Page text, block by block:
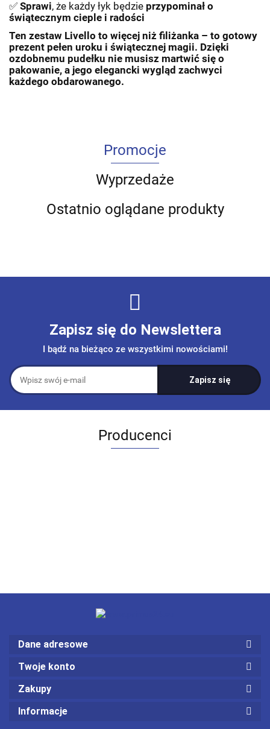
✅ Sprawi, że każdy łyk będzie przypominał o
świątecznym cieple i radości
Ten zestaw Livello to więcej niż filiżanka – to gotowy
prezent pełen uroku i świątecznej magii. Dzięki
ozdobnemu pudełku nie musisz martwić się o
pakowanie, a jego elegancki wygląd zachwyci
każdego obdarowanego.
Promocje
Wyprzedaże
Ostatnio oglądane produkty
Zapisz się do Newslettera
I bądź na bieżąco ze wszystkimi nowościami!
Producenci
Dane adresowe
Twoje konto
Zakupy
Informacje